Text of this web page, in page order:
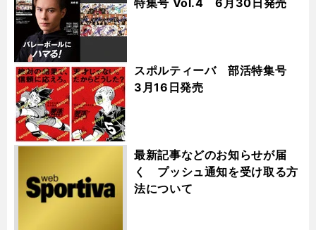
スポルティーバ 部活特集号
3月16日発売
最新記事などのお知らせが届
く プッシュ通知を受け取る方
法について